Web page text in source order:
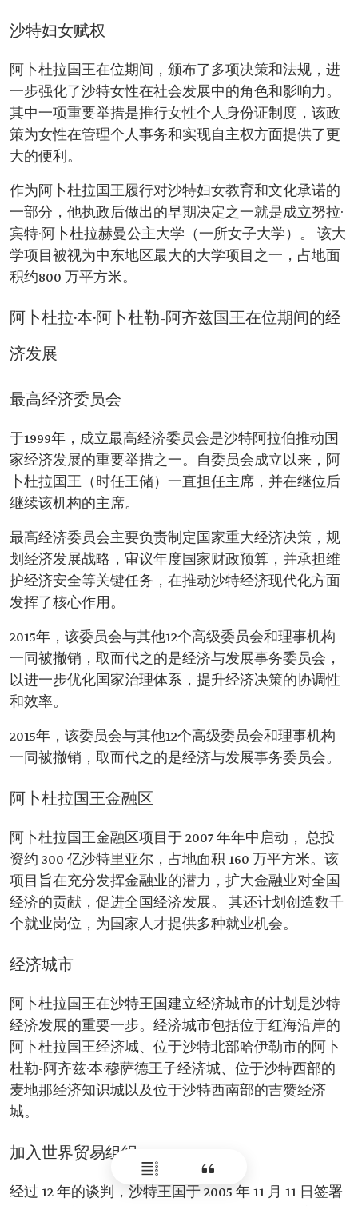
沙特妇女赋权
阿卜杜拉国王在位期间，颁布了多项决策和法规，进
一步强化了沙特女性在社会发展中的角色和影响力。
其中一项重要举措是推行女性个人身份证制度，该政
策为女性在管理个人事务和实现自主权方面提供了更
大的便利。
作为阿卜杜拉国王履行对沙特妇女教育和文化承诺的
一部分，他执政后做出的早期决定之一就是成立努拉·
宾特·阿卜杜拉赫曼公主大学（一所女子大学）。 该大
学项目被视为中东地区最大的大学项目之一，占地面
积约800 万平方米。
阿卜杜拉·本·阿卜杜勒-阿齐兹国王在位期间的经
济发展
最高经济委员会
于1999年，成立最高经济委员会是沙特阿拉伯推动国
家经济发展的重要举措之一。自委员会成立以来，阿
卜杜拉国王（时任王储）一直担任主席，并在继位后
继续该机构的主席。
最高经济委员会主要负责制定国家重大经济决策，规
划经济发展战略，审议年度国家财政预算，并承担维
护经济安全等关键任务，在推动沙特经济现代化方面
发挥了核心作用。
2015年，该委员会与其他12个高级委员会和理事机构
一同被撤销，取而代之的是经济与发展事务委员会，
以进一步优化国家治理体系，提升经济决策的协调性
和效率。
2015年，该委员会与其他12个高级委员会和理事机构
一同被撤销，取而代之的是经济与发展事务委员会。
阿卜杜拉国王金融区
阿卜杜拉国王金融区项目于 2007 年年中启动， 总投
资约 300 亿沙特里亚尔，占地面积 160 万平方米。该
项目旨在充分发挥金融业的潜力，扩大金融业对全国
经济的贡献，促进全国经济发展。 其还计划创造数千
个就业岗位，为国家人才提供多种就业机会。
经济城市
阿卜杜拉国王在沙特王国建立经济城市的计划是沙特
经济发展的重要一步。经济城市包括位于红海沿岸的
阿卜杜拉国王经济城、位于沙特北部哈伊勒市的阿卜
杜勒-阿齐兹·本·穆萨德王子经济城、位于沙特西部的
麦地那经济知识城以及位于沙特西南部的吉赞经济
城。
加入世界贸易组织
经过 12 年的谈判，沙特王国于 2005 年 11 月 11 日签署